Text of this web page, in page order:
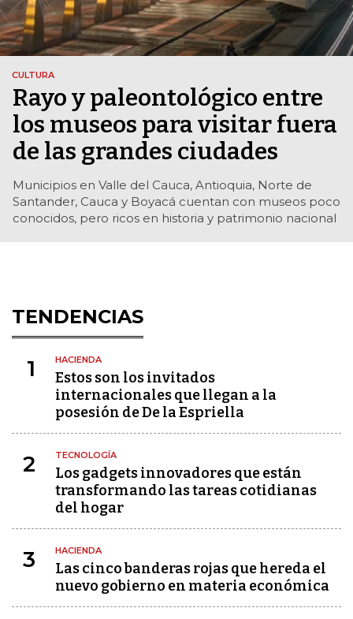
CULTURA
Rayo y paleontológico entre
los museos para visitar fuera
de las grandes ciudades
Municipios en Valle del Cauca, Antioquia, Norte de
Santander, Cauca y Boyacá cuentan con museos poco
conocidos, pero ricos en historia y patrimonio nacional
TENDENCIAS
1 HACIENDA
Estos son los invitados
internacionales que llegan a la
posesión de De la Espriella
2 TECNOLOGÍA
Los gadgets innovadores que están
transformando las tareas cotidianas
del hogar
3 HACIENDA
Las cinco banderas rojas que hereda el
nuevo gobierno en materia económica